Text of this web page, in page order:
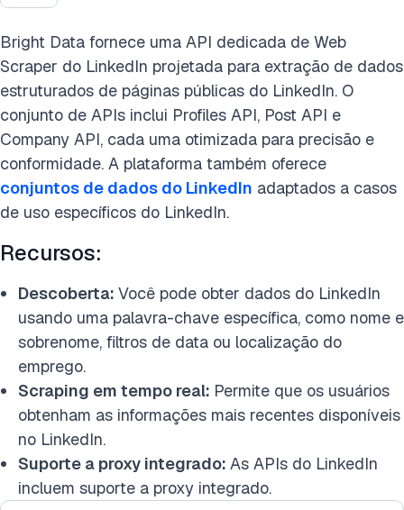
Bright Data fornece uma API dedicada de Web
Scraper do LinkedIn projetada para extração de dados
estruturados de páginas públicas do LinkedIn. O
conjunto de APIs inclui Profiles API, Post API e
Company API, cada uma otimizada para precisão e
conformidade. A plataforma também oferece
conjuntos de dados do LinkedIn adaptados a casos
de uso específicos do LinkedIn.
Recursos:
Descoberta: Você pode obter dados do LinkedIn
usando uma palavra-chave específica, como nome e
sobrenome, filtros de data ou localização do
emprego.
Scraping em tempo real: Permite que os usuários
obtenham as informações mais recentes disponíveis
no LinkedIn.
Suporte a proxy integrado: As APIs do LinkedIn
incluem suporte a proxy integrado.